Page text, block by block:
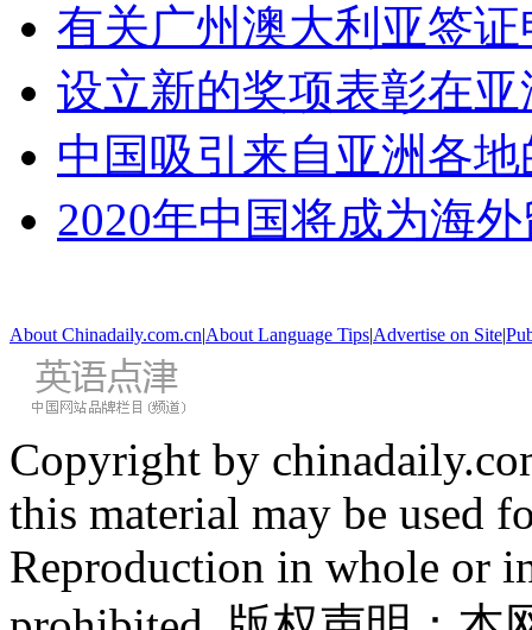
有关广州澳大利亚签
设立新的奖项表彰在
中国吸引来自亚洲各
2020年中国将成为海
About Chinadaily.com.cn|About Language Tips|Advertise on Site|
Copyright by
this material may be used
Reproduction in whole or